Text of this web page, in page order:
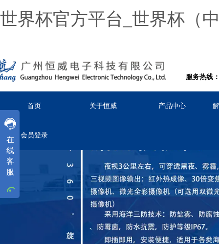
世界杯官方平台_世界杯（
服务热线
在
线
客
服
客服
工作时间
周一
首页 关于恒威 产品中心
会员登录